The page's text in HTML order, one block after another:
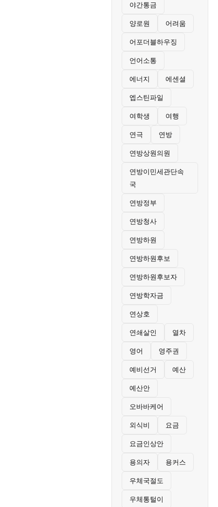
야간통금
양로원 어려움
어포더블하우징
언어소통
에너지 에센셜
엡스틴파일
여학생 여행
연극 연방
연방상원의원
연방이민세관단속
국
연방정부
연방청사
연방하원
연방하원후보
연방하원후보자
연방학자금
연상호
연쇄살인 열차
영어 영주권
예비선거 예산
예산안
오바바케어
외식비 요금
요금인상안
용의자 용커스
우체국절도
우체통털이